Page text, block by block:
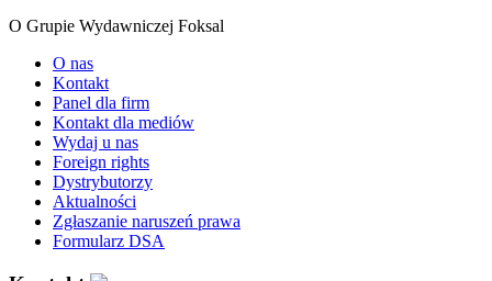
O Grupie Wydawniczej Foksal
O nas
Kontakt
Panel dla firm
Kontakt dla mediów
Wydaj u nas
Foreign rights
Dystrybutorzy
Aktualności
Zgłaszanie naruszeń prawa
Formularz DSA